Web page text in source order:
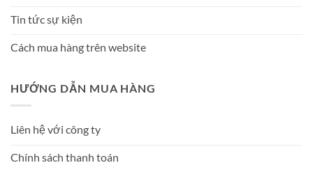
Tin tức sự kiện
Cách mua hàng trên website
HƯỚNG DẪN MUA HÀNG
Liên hệ với công ty
Chính sách thanh toán